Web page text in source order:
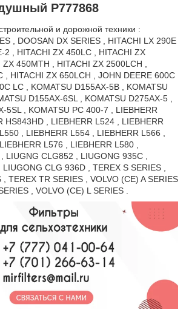
P777868
и дорожной техники :
, DOOSAN DX SERIES , HITACHI LX 290E
2 , HITACHI ZX 450LC , HITACHI ZX
ZX 450MTH , HITACHI ZX 2500LCH ,
, HITACHI ZX 650LCH , JOHN DEERE 600C
LC , KOMATSU D155AX-5B , KOMATSU
D155AX-6SL , KOMATSU D275AX-5 ,
5SL , KOMATSU PC 400-7 , LIEBHERR
HS843HD , LIEBHERR L524 , LIEBHERR
, LIEBHERR L554 , LIEBHERR L566 ,
L576 , LIEBHERR L580 ,
LIUGNG CLG852 , LIUGONG 935C ,
CLG 936D , TEREX S SERIES ,
, TEREX TR SERIES , VOLVO (CE) A SERIES
, VOLVO (CE) L SERIES .